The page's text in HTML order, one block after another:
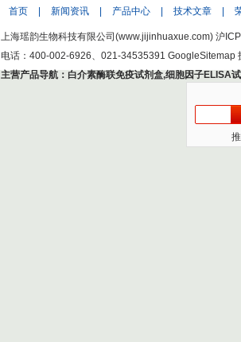
首页 新闻资讯 产品中心 技术文章
上海瑶韵生物科技有限公司(www.jijinhuaxue.com) 沪
电话：400-002-6926、021-34535391 GoogleSitemap
主营产品导航： 白介素酶联免疫试剂盒,细胞因子ELISA